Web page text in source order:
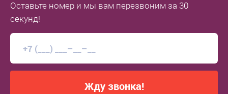
Оставьте номер и мы вам перезвоним за 30
секунд!
Жду звонка!